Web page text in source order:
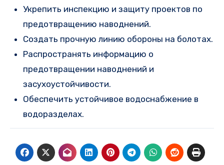
Укрепить инспекцию и защиту проектов по
предотвращению наводнений.
Создать прочную линию обороны на болотах.
Распространять информацию о
предотвращении наводнений и
засухоустойчивости.
Обеспечить устойчивое водоснабжение в
водоразделах.